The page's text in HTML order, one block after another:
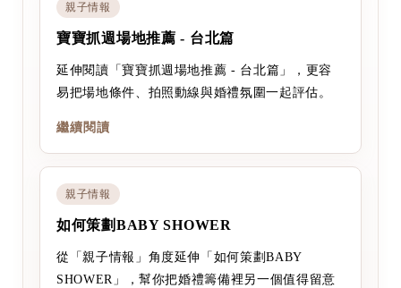
親子情報
寶寶抓週場地推薦 - 台北篇
延伸閱讀「寶寶抓週場地推薦 - 台北篇」，更容
易把場地條件、拍照動線與婚禮氛圍一起評估。
繼續閱讀
親子情報
如何策劃BABY SHOWER
從「親子情報」角度延伸「如何策劃BABY
SHOWER」，幫你把婚禮籌備裡另一個值得留意